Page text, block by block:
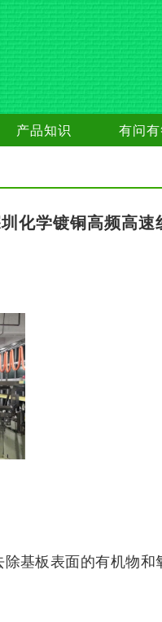
产品知识 有问
化学镀铜高频高
基板表面的有机物